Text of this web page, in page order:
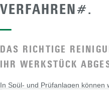
VERFAHREN#.
—
DAS RICHTIGE
IHR WERKSTÜCK
In Spül- und Prüfanlagen können